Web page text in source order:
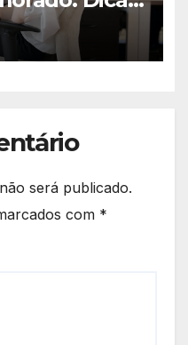
Amor
será publicado.
com *